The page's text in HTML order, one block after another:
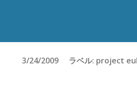
3/24/2009 ラベル: project